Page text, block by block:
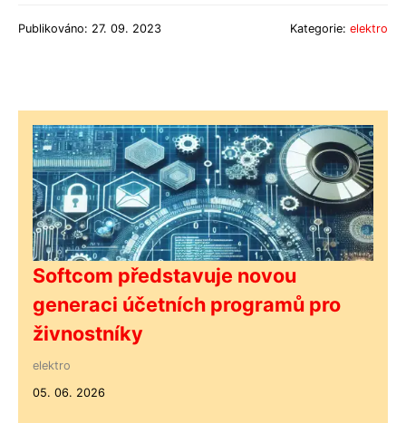
Publikováno: 27. 09. 2023 Kategorie: elektro
Softcom představuje novou
generaci účetních programů pro
živnostníky
elektro
05. 06. 2026